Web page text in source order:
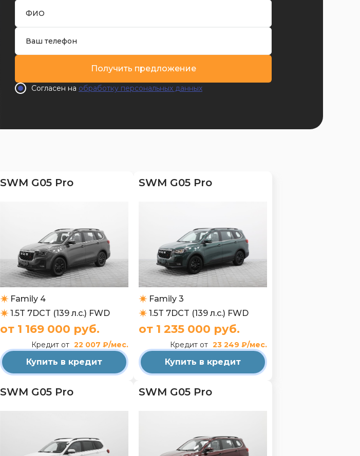
Получить предложение
Согласен на обработку персональных данных
SWM G05 Pro
Family 4
1.5T 7DCT (139 л.с.) FWD
от 1 169 000 руб.
Кредит от 22 007 ₽/мес.
Купить в кредит
SWM G05 Pro
Family 3
1.5T 7DCT (139 л.с.) FWD
от 1 235 000 руб.
Кредит от 23 249 ₽/мес.
Купить в кредит
SWM G05 Pro SWM G05 Pro